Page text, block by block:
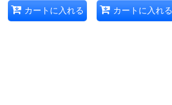
カートに入れる カートに入れる